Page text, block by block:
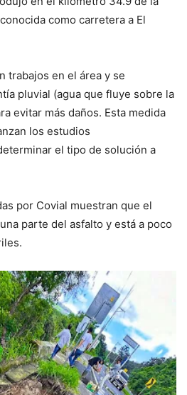
como carretera a El
trabajos en el área y se
pluvial (agua que fluye sobre la
evitar más daños. Esta medida
los estudios
el tipo de solución a
por Covial muestran que el
parte del asfalto y está a poco